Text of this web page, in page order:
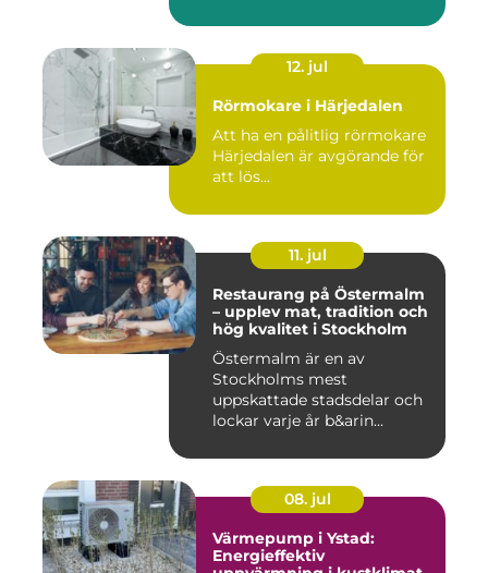
12. jul
Rörmokare i Härjedalen
Att ha en pålitlig rörmokare
Härjedalen är avgörande för
att lös...
11. jul
Restaurang på Östermalm
– upplev mat, tradition och
hög kvalitet i Stockholm
Östermalm är en av
Stockholms mest
uppskattade stadsdelar och
lockar varje år b&arin...
08. jul
Värmepump i Ystad:
Energieffektiv